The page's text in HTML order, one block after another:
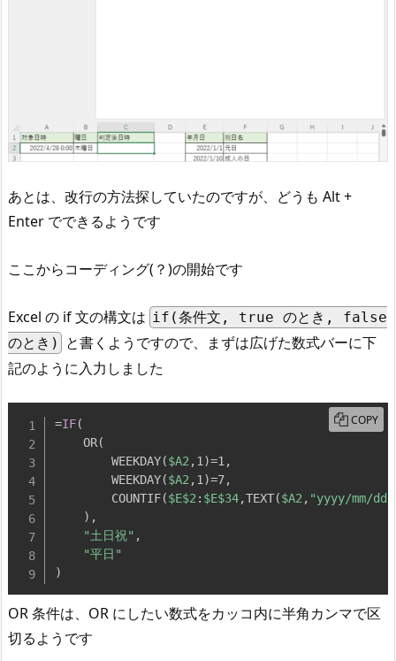
あとは、改行の方法探していたのですが、どうも Alt +
Enter でできるようです
ここからコーディング(？)の開始です
Excel の if 文の構文は if(条件文, true のとき, false
のとき)
と書くようですので、まずは広げた数式バーに下
記のように入力しました
=IF(
    OR
(
        WEEKDAY
($A2,1)=1,
        WEEKDAY
($A2,1)=7,
        COUNTIF
($E$2: $E$34,TEXT($A2, "yyyy/mm/dd"
) ,
"土日祝" ,
"平日"
)
COPY
OR 条件は、OR にしたい数式をカッコ内に半角カンマで区
切るようです